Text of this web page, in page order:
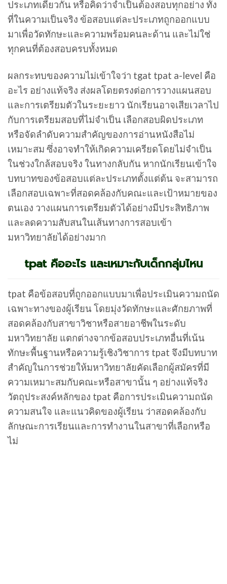
ประเภทเดียวกัน หรือคิดว่าจำเป็นต้องสอบทุกอย่าง ทั้ง
ที่ในความเป็นจริง ข้อสอบแต่ละประเภทถูกออกแบบ
มาเพื่อวัดทักษะและความพร้อมคนละด้าน และไม่ใช่
ทุกคนที่ต้องสอบครบทั้งหมด
ผลกระทบของความไม่เข้าใจว่า tgat tpat a-level คือ
อะไร อย่างแท้จริง ส่งผลโดยตรงต่อการวางแผนสอบ
และการเตรียมตัวในระยะยาว นักเรียนอาจเสียเวลาไป
กับการเตรียมสอบที่ไม่จำเป็น เลือกสอบผิดประเภท
หรือจัดลำดับความสำคัญของการอ่านหนังสือไม่
เหมาะสม ซึ่งอาจทำให้เกิดความเครียดโดยไม่จำเป็น
ในช่วงใกล้สอบจริง ในทางกลับกัน หากนักเรียนเข้าใจ
บทบาทของข้อสอบแต่ละประเภทตั้งแต่ต้น จะสามารถ
เลือกสอบเฉพาะที่สอดคล้องกับคณะและเป้าหมายของ
ตนเอง วางแผนการเตรียมตัวได้อย่างมีประสิทธิภาพ
และลดความสับสนในเส้นทางการสอบเข้า
มหาวิทยาลัยได้อย่างมาก
tpat คืออะไร และเหมาะกับเด็กกลุ่มไหน
tpat คือข้อสอบที่ถูกออกแบบมาเพื่อประเมินความถนัด
เฉพาะทางของผู้เรียน โดยมุ่งวัดทักษะและศักยภาพที่
สอดคล้องกับสาขาวิชาหรือสายอาชีพในระดับ
มหาวิทยาลัย แตกต่างจากข้อสอบประเภทอื่นที่เน้น
ทักษะพื้นฐานหรือความรู้เชิงวิชาการ tpat จึงมีบทบาท
สำคัญในการช่วยให้มหาวิทยาลัยคัดเลือกผู้สมัครที่มี
ความเหมาะสมกับคณะหรือสาขานั้น ๆ อย่างแท้จริง
วัตถุประสงค์หลักของ tpat คือการประเมินความถนัด
ความสนใจ และแนวคิดของผู้เรียน ว่าสอดคล้องกับ
ลักษณะการเรียนและการทำงานในสาขาที่เลือกหรือ
ไม่